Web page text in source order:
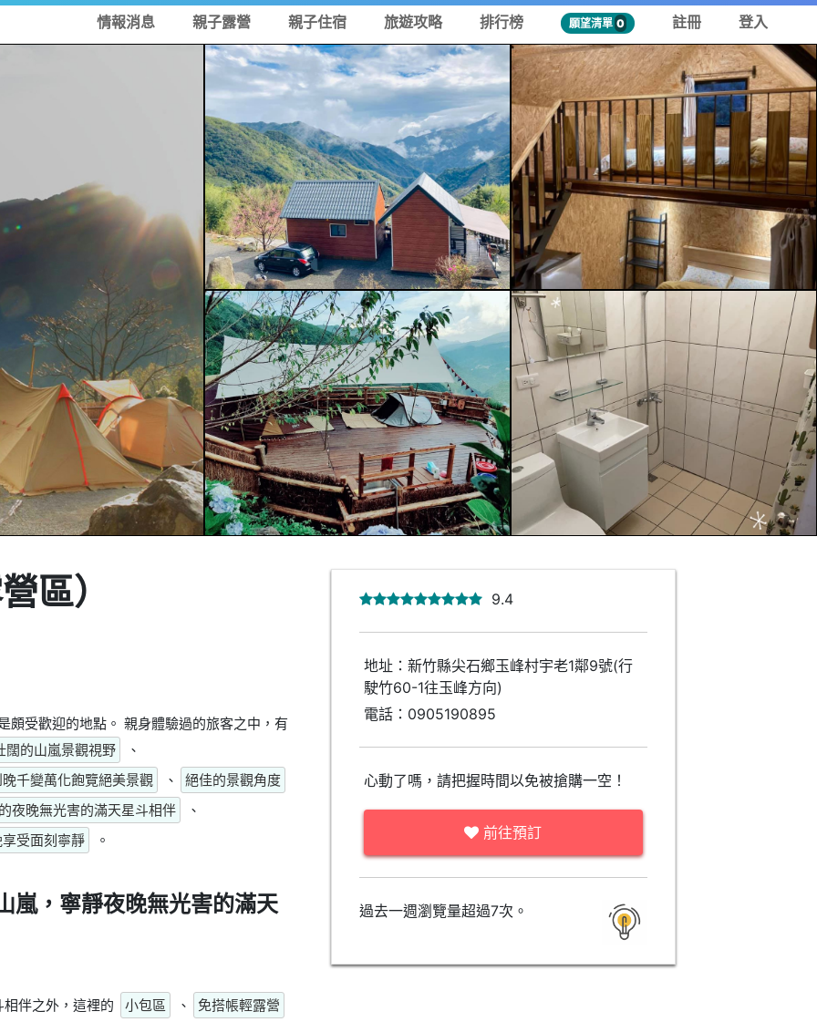
情報消息 親子露營 親子住宿 旅遊攻略 排行榜 願望清單 0 註冊 登入
區）
頗受歡迎的地點。 親身體驗過的旅客之中，有
闊的山嵐景觀視野
、
千變萬化飽覽絕美景觀
、
絕佳的景觀角度
夜晚無光害的滿天星斗相伴
、
受面刻寧靜
。
嵐，寧靜夜晚無光害的滿天
伴之外，這裡的 小包區 、
免搭帳輕露營
9.4
地址：新竹縣尖石鄉玉峰村宇老1鄰9號(行
駛竹60-1往玉峰方向)
電話： 0905190895
心動了嗎，請把握時間以免被搶購一空！
前往預訂
過去一週瀏覽量超過7次。